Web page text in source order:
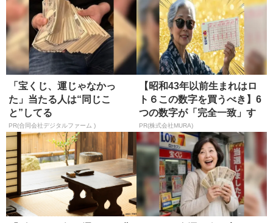
「宝くじ、運じゃなかっ
た」当たる人は“同じこ
と”してる
PR(合同会社デジタルファーム )
【昭和43年以前生まれはロ
ト６この数字を買うべき】6
つの数字が「完全一致」す
る方...
PR(株式会社MURA)